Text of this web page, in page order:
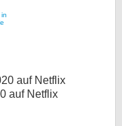
auf Netflix
auf Netflix